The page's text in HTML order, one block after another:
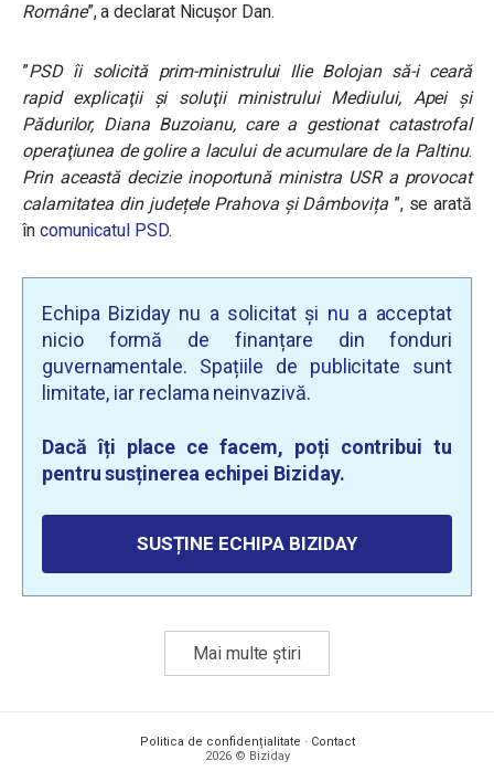
Române”, a declarat Nicușor Dan.
”PSD îi solicită prim-ministrului Ilie Bolojan să-i ceară
rapid explicaţii şi soluţii ministrului Mediului, Apei şi
Pădurilor, Diana Buzoianu, care a gestionat catastrofal
operaţiunea de golire a lacului de acumulare de la Paltinu.
Prin această decizie inoportună ministra USR a provocat
calamitatea din județele Prahova și Dâmbovița ”, se arată
în comunicatul PSD.
Echipa Biziday nu a solicitat și nu a acceptat
nicio formă de finanțare din fonduri
guvernamentale. Spațiile de publicitate sunt
limitate, iar reclama neinvazivă.
Dacă îți place ce facem, poți contribui tu
pentru susținerea echipei Biziday.
SUSȚINE ECHIPA BIZIDAY
Mai multe știri
Politica de confidențialitate · Contact
2026 © Biziday